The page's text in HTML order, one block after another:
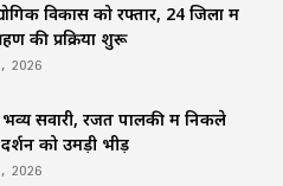
विकास को रफ्तार, 24 जिलों में
की प्रक्रिया शुरू
2026
सवारी, रजत पालकी में निकले
को उमड़ी भीड़
2026